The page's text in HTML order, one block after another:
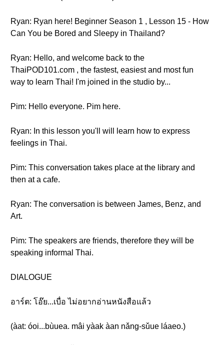
Ryan: Ryan here! Beginner Season 1 , Lesson 15 - How
Can You be Bored and Sleepy in Thailand?
Ryan: Hello, and welcome back to the
ThaiPOD101.com , the fastest, easiest and most fun
way to learn Thai! I'm joined in the studio by...
Pim: Hello everyone. Pim here.
Ryan: In this lesson you'll will learn how to express
feelings in Thai.
Pim: This conversation takes place at the library and
then at a cafe.
Ryan: The conversation is between James, Benz, and
Art.
Pim: The speakers are friends, therefore they will be
speaking informal Thai.
DIALOGUE
อาร์ต: โอ๊ย...เบื่อ ไม่อยากอ่านหนังสือแล้ว
(àat: óoi...bùuea. mâi yàak àan nǎng-sǔue láaeo.)